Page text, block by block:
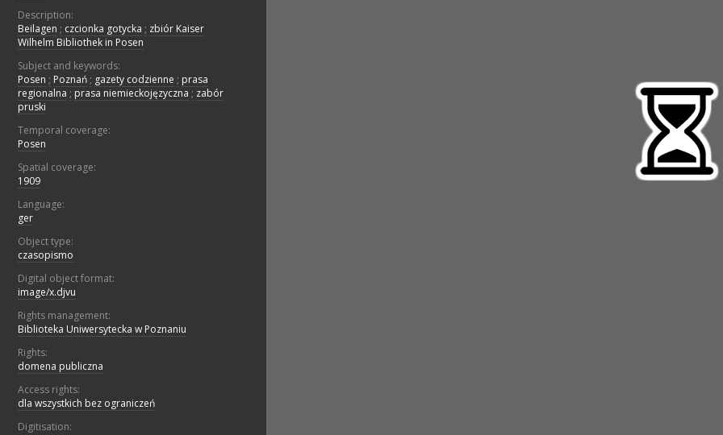
Description:
Beilagen ; czcionka gotycka ; zbiór Kaiser
Wilhelm Bibliothek in Posen
Subject and keywords:
Posen ; Poznań ; gazety codzienne ; prasa
regionalna ; prasa niemieckojęzyczna ; zabór
pruski
Temporal coverage:
Posen
Spatial coverage:
1909
Language:
ger
Object type:
czasopismo
Digital object format:
image/x.djvu
Rights management:
Biblioteka Uniwersytecka w Poznaniu
Rights:
domena publiczna
Access rights:
dla wszystkich bez ograniczeń
Digitisation: